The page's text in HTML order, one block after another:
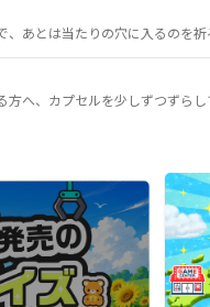
、あとは当たりの穴に入るのを祈
方へ、カプセルを少しずつずら